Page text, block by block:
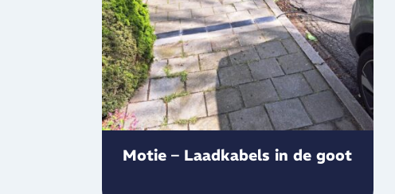
Motie – Laadkabels in de goot